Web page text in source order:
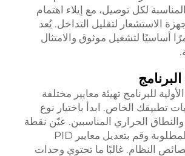
المناسبة لكل توصيل، مع إيلاء اهتمام
الاستشعار لتقليل التداخل. يُعد
أساسيًا لتشغيل موثوق والامتثال
للبرنامج تهيئة معايير مختلفة
تطبيقك الخاص. ابدأ باختيار نوع
الحراري المناسبين. عيّن نقطة
الضبط الحرارية المطلوبة وقم بتعديل معايير PID
النظام. غالبًا ما تحتوي وحدات